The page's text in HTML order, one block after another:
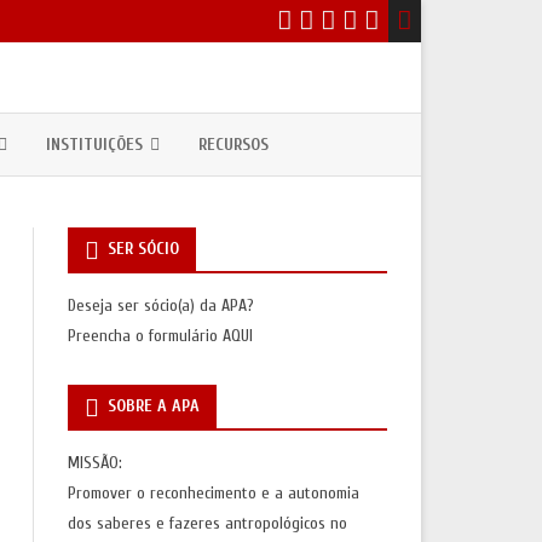
PÚBLICAS
INSTITUIÇÕES
ANTROPOLOGIA
UNIDADES DE INVESTIGAÇÃO
ASSOCIAÇÕES INTERNACIONAIS
RECURSOS
SER SÓCIO
Deseja ser sócio(a) da APA?
Preencha o formulário AQUI
SOBRE A APA
MISSÃO:
Promover o reconhecimento e a autonomia
dos saberes e fazeres antropológicos no